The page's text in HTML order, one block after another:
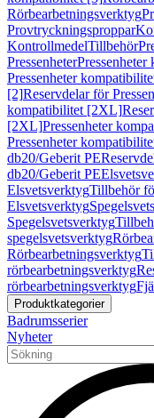
Rörbearbetningsverktyg
Provtryckningsproppar
KontrollmedelTillbehör
Pressenheter
Pressenheter
[2]Reservdelar för
kompatibilitet [2XL]
[2XL]Pressenheter
Pressenheter
db20/Geberit PE
db20/Geberit PE
ElsvetsverktygTillbehör
Elsvetsverktyg
Spegelsvetsverktyg
spegelsvetsverktyg
Rörbearbetningsverktyg
rörbearbetningsverktyg
rörbearbetningsverktyg
Produktkategorier
Badrumsserier
Nyheter